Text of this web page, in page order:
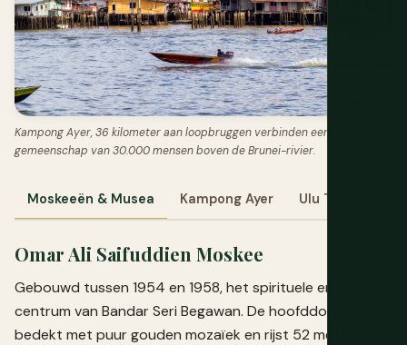
Kampong Ayer, 36 kilometer aan loopbruggen verbinden een
gemeenschap van 30.000 mensen boven de Brunei-rivier.
Moskeeën & Musea Kampong Ayer Ulu Temburong
Omar Ali Saifuddien Moskee
Gebouwd tussen 1954 en 1958, het spirituele en visuele
centrum van Bandar Seri Begawan. De hoofddome is
bedekt met puur gouden mozaïek en rijst 52 meter